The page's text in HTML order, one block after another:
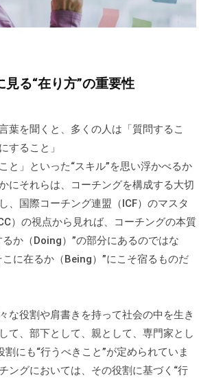
見る“在り方”の重要性
葉を聞くと、多くの人は「質問するこ
すること」
と」といった“スキル”を思い浮かべるか
にそれらは、コーチングを構成する大切
、国際コーチング連盟（ICF）のマスタ
）の視点から見れば、コーチングの本質
か（Doing）”の部分にあるのではな
こに在るか（Being）”にこそ宿るものだ
な役割や肩書きを持って社会の中を生き
て、部下として、親として、専門家とし
にも“行うべきこと”が定められていま
ングにおいては、その役割に基づく“行